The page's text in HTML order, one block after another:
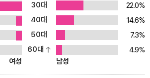
일하는 걸 미덕으로 여기는 분위기와 성과 중
을 건너뛰는 사례도 늘었고, 그 결과 번아웃
다. B와 같은 사람들, 즉 자녀
할 시간이 부족한 맞벌이 부부를 위해 돌봄
않을까? 최근 해법으로 제시되는 외국인 가
식으로 말이다. 저자에 따르면 이 같은 ‘돌봄
30대
22.0%
40대
14.6%
50대
7.3%
60대
4.9%
여성
남성